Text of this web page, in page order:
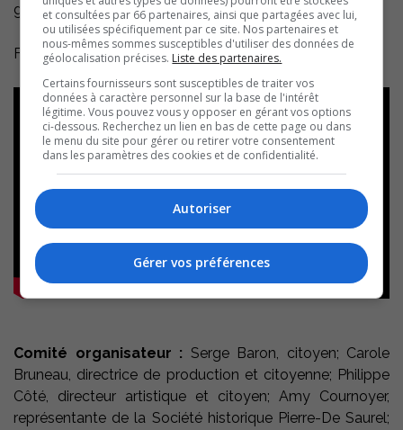
grandement.
Félicitations!
Comité organisateur : Serge Baron, citoyen; Carole
Bruneau, directrice de production et citoyenne; Philippe
Côté, directeur artistique et citoyen; Amy Cournoyer,
représentante de la Société historique Pierre-De Saurel;
et consultées par 66 partenaires, ainsi que partagées avec lui,
ou utilisées spécifiquement par ce site. Nos partenaires et
nous-mêmes sommes susceptibles d'utiliser des données de
géolocalisation précises. Liste des partenaires.
Certains fournisseurs sont susceptibles de traiter vos
données à caractère personnel sur la base de l'intérêt
légitime. Vous pouvez vous y opposer en gérant vos options
ci-dessous. Recherchez un lien en bas de cette page ou dans
le menu du site pour gérer ou retirer votre consentement
dans les paramètres des cookies et de confidentialité.
Autoriser
Gérer vos préférences